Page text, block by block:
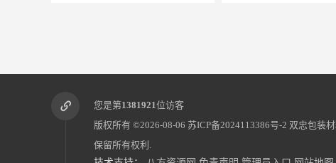
您是第1381921位访客
版权所有 ©2026-08-06 苏ICP备2024113386号-2 双忠包装
保留所有权利.